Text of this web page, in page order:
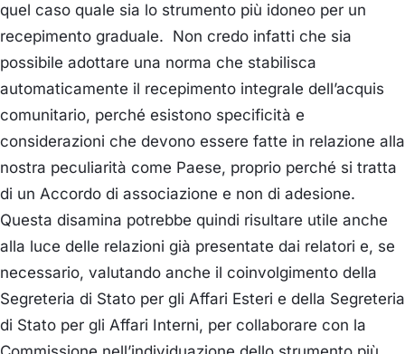
quel caso quale sia lo strumento più idoneo per un
recepimento graduale. Non credo infatti che sia
possibile adottare una norma che stabilisca
automaticamente il recepimento integrale dell’acquis
comunitario, perché esistono specificità e
considerazioni che devono essere fatte in relazione alla
nostra peculiarità come Paese, proprio perché si tratta
di un Accordo di associazione e non di adesione.
Questa disamina potrebbe quindi risultare utile anche
alla luce delle relazioni già presentate dai relatori e, se
necessario, valutando anche il coinvolgimento della
Segreteria di Stato per gli Affari Esteri e della Segreteria
di Stato per gli Affari Interni, per collaborare con la